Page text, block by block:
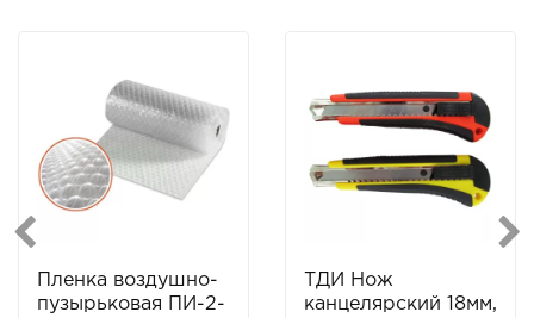
Пленка воздушно-
пузырьковая ПИ-2-
ТДИ Нож
канцелярский 18мм,